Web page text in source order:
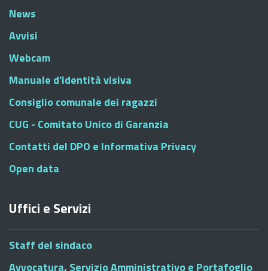
News
Avvisi
Webcam
Manuale d'identità visiva
Consiglio comunale dei ragazzi
CUG - Comitato Unico di Garanzia
Contatti del DPO e Informativa Privacy
Open data
Uffici e Servizi
Staff del sindaco
Avvocatura, Servizio Amministrativo e Portafoglio